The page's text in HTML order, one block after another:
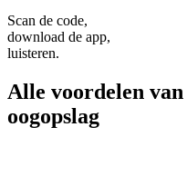
Scan de code,
download de app,
luisteren.
Alle voordelen
oogopslag